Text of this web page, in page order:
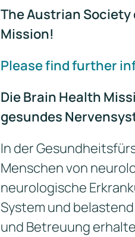
The Austrian
Mission!
Please find further
Die Brain Health
gesundes
In der
Menschen von
neurologische
System und
und Betreuung